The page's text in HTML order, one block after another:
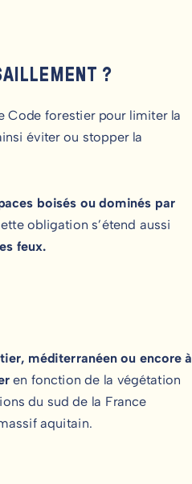
?
Code forestier pour limiter la
éviter ou stopper la
boisés ou dominés par
obligation s’étend aussi
feux.
méditerranéen ou encore à
en fonction de la végétation
du sud de la France
aquitain.